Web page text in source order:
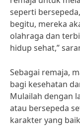
seperti
begitu, mereka
olahraga dan
hidup sehat,”
Sebagai remaja,
bagi kesehatan
Mulailah dengan
atau bersepeda
karakter yang